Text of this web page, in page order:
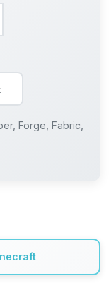
Forge, Fabric,